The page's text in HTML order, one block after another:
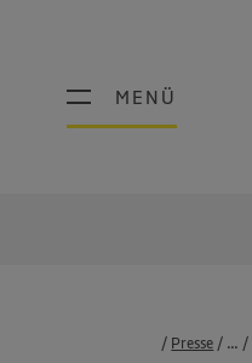
MENÜ
MENÜ
Presse ...